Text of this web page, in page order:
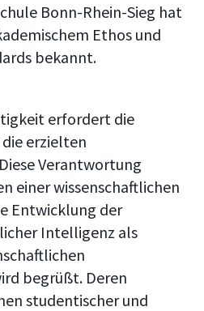
Bonn-Rhein-Sieg hat
Ethos und
bekannt.
erfordert die
erzielten
Verantwortung
einer wissenschaftlichen
Entwicklung der
Intelligenz als
begrüßt. Deren
studentischer und